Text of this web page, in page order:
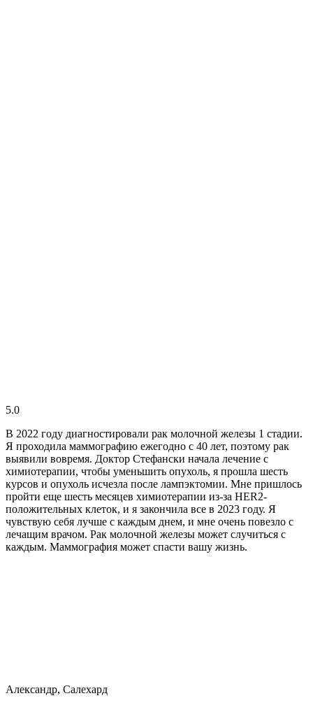
5.0
В 2022 году диагностировали рак молочной железы 1 стадии.
Я проходила маммографию ежегодно с 40 лет, поэтому рак
выявили вовремя. Доктор Стефански начала лечение с
химиотерапии, чтобы уменьшить опухоль, я прошла шесть
курсов и опухоль исчезла после лампэктомии. Мне пришлось
пройти еще шесть месяцев химиотерапии из-за HER2-
положительных клеток, и я закончила все в 2023 году. Я
чувствую себя лучше с каждым днем, и мне очень повезло с
лечащим врачом. Рак молочной железы может случиться с
каждым. Маммография может спасти вашу жизнь.
Александр, Салехард